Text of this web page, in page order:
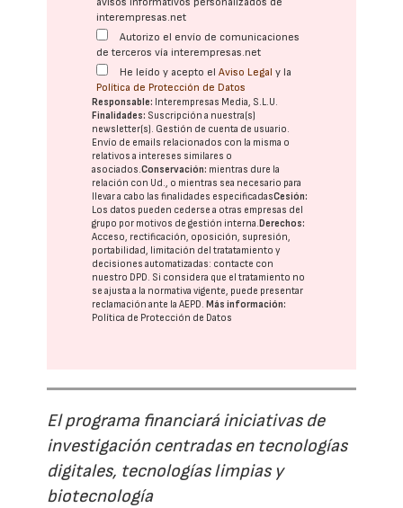
interempresas.net
Autorizo el envío de comunicaciones
de terceros vía interempresas.net
He leído y acepto elAviso Legal y la
Política de Protección de Datos
Responsable: Interempresas Media, S.L.U.
Finalidades: Suscripción a nuestra(s)
newsletter(s). Gestión de cuenta de usuario.
Envío de emails relacionados con la misma o
relativos a intereses similares o
asociados.Conservación: mientras dure la
relación con Ud., o mientras sea necesario para
llevar a cabo las finalidades especificadasCesión:
Los datos pueden cederse a otras empresas del
grupo por motivos de gestión interna.Derechos:
Acceso, rectificación, oposición, supresión,
portabilidad, limitación del tratatamiento y
decisiones automatizadas: contacte con
nuestro DPD. Si considera que el tratamiento no
se ajusta a la normativa vigente, puede presentar
reclamación ante laAEPD.Más información:
Política de Protección de Datos
El programa financiará iniciativas de
investigación centradas en tecnologías
digitales, tecnologías limpias y
biotecnología